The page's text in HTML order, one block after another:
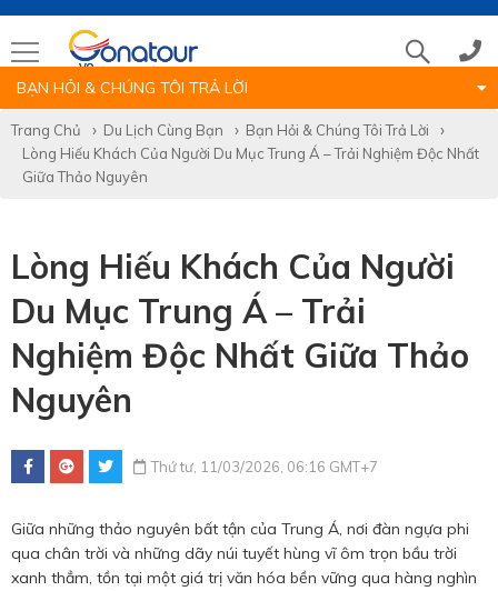
(028)39 14 18 18
0786 711 611
Hotline tour trong nước
0916 404 578
BẠN HỎI & CHÚNG TÔI TRẢ LỜI
Trang Chủ Du Lịch Cùng Bạn
Bạn Hỏi & Chúng Tôi Trả Lời
Lòng Hiếu Khách Của Người Du Mục Trung Á – Trải Nghiệm Độc Nhất
Giữa Thảo Nguyên
Lòng Hiếu Khách Của Người
Du Mục Trung Á – Trải
Nghiệm Độc Nhất Giữa Thảo
Nguyên
Thứ tư, 11/03/2026, 06:16 GMT+7
Giữa những thảo nguyên bất tận của Trung Á, nơi đàn ngựa phi
qua chân trời và những dãy núi tuyết hùng vĩ ôm trọn bầu trời
xanh thẳm, tồn tại một giá trị văn hóa bền vững qua hàng nghìn